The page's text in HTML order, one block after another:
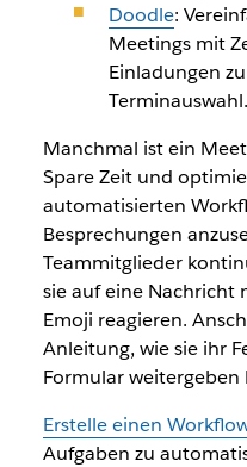
Doodle:
Meetings mit
Einladungen
Terminauswahl.
Manchmal ist ein
Spare Zeit und
automatisierten
Besprechungen
Teammitglieder
sie auf eine
Emoji reagieren.
Anleitung, wie sie ihr
Formular weitergeben
Erstelle einen
Aufgaben zu